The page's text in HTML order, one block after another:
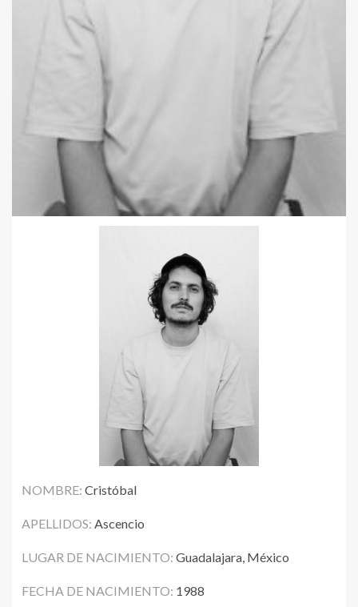
NOMBRE: Cristóbal
APELLIDOS: Ascencio
LUGAR DE NACIMIENTO: Guadalajara, México
FECHA DE NACIMIENTO: 1988